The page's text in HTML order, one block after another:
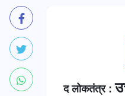
द लोकतंत्र :